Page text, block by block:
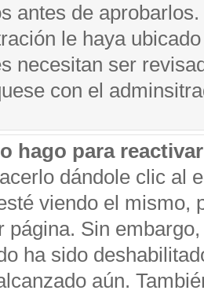
antes de
le haya
necesitan ser
con el
hago para
dándole clic al
viendo el mismo,
página. Sin
ha sido
aún.